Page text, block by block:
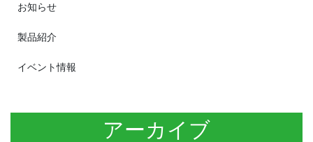
お知らせ
製品紹介
イベント情報
アーカイブ